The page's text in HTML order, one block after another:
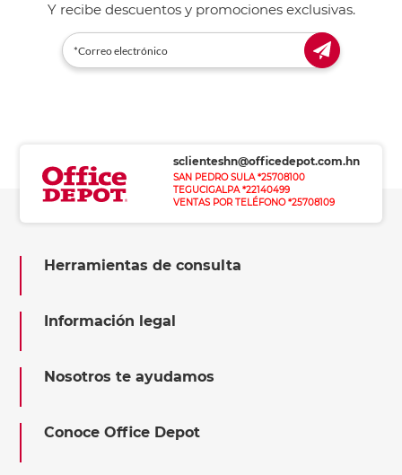
Y recibe descuentos y promociones exclusivas.
sclienteshn@officedepot.com.hn
SAN PEDRO SULA *25708100
TEGUCIGALPA *22140499
VENTAS POR TELÉFONO *25708109
Herramientas de consulta
Información legal
Nosotros te ayudamos
Conoce Office Depot